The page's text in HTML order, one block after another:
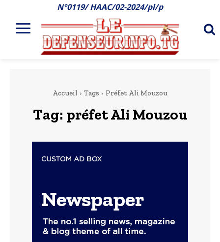
N°0119/ HAAC/02-2024/pl/p
Accueil Tags Préfet Ali Mouzou
Tag: préfet Ali Mouzou